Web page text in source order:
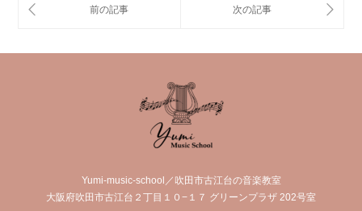
Yumi-music-school／吹田市古江台の音楽教室
大阪府吹田市古江台２丁目１０−１７ グリーンプラザ 202号室